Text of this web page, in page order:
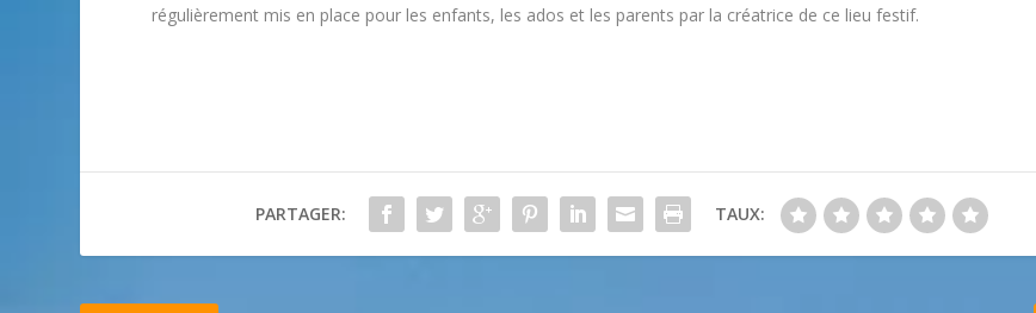
régulièrement mis en place pour les enfants, les ados et les parents par la créatrice de ce lieu festif.
PARTAGER: TAUX: